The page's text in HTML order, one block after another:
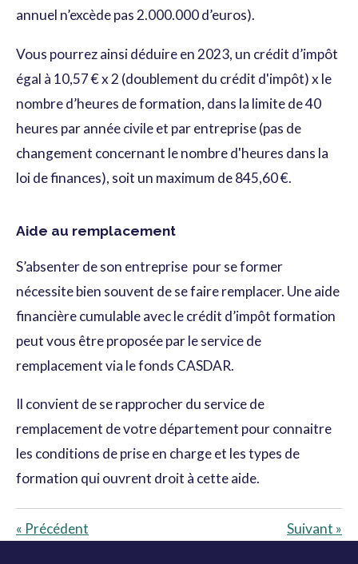
annuel n’excède pas 2.000.000 d’euros).
Vous pourrez ainsi déduire en 2023, un crédit d’impôt
égal à 10,57 € x 2 (doublement du crédit d'impôt) x le
nombre d’heures de formation, dans la limite de 40
heures par année civile et par entreprise (pas de
changement concernant le nombre d'heures dans la
loi de finances), soit un maximum de 845,60 €.
Aide au remplacement
S’absenter de son entreprise pour se former
nécessite bien souvent de se faire remplacer. Une aide
financière cumulable avec le crédit d’impôt formation
peut vous être proposée par le service de
remplacement via le fonds CASDAR.
Il convient de se rapprocher du service de
remplacement de votre département pour connaitre
les conditions de prise en charge et les types de
formation qui ouvrent droit à cette aide.
« Précédent Suivant »